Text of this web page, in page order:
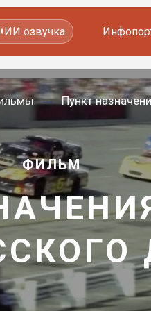
ИИ озвучка
Пункт
ФИЛЬМ
—